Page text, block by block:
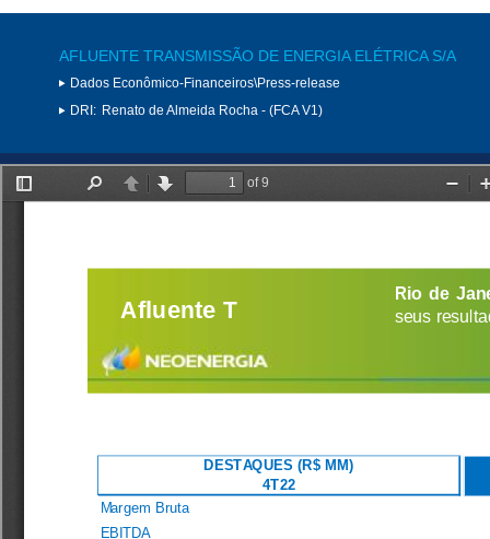
AFLUENTE TRANSMISSÃO DE ENERGIA ELÉTRICA S/A
Dados Econômico-Financeiros\Press-release
DRI: Renato de Almeida Rocha - (FCA V1)